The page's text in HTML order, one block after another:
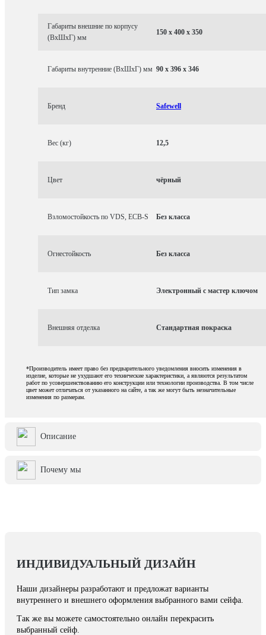
Габариты внешние по корпусу
(ВхШхГ) мм
150 x 400 x 350
Габариты внутренние (ВхШхГ) мм 90 x 396 x 346
Бренд Safewell
Вес (кг) 12,5
Цвет чёрный
Взломостойкость по VDS, ECB-S Без класса
Огнестойкость Без класса
Тип замка Электронный с мастер ключом
Внешняя отделка Стандартная покраска
*Производитель имеет право без предварительного уведомления вносить изменения в
изделие, которые не ухудшают его технические характеристики, а являются результатом
работ по усовершенствованию его конструкции или технологии производства. В том числе
цвет может отличаться от указанного на сайте, а так же могут быть незначительные
изменения по размерам.
Описание
Почему мы
ИНДИВИДУАЛЬНЫЙ ДИЗАЙН
Наши дизайнеры разработают и предложат варианты
внутреннего и внешнего оформления выбранного вами сейфа.
Так же вы можете самостоятельно онлайн перекрасить
выбранный сейф.